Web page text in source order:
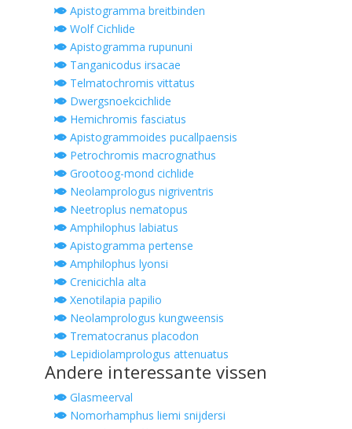
Apistogramma breitbinden
Wolf Cichlide
Apistogramma rupununi
Tanganicodus irsacae
Telmatochromis vittatus
Dwergsnoekcichlide
Hemichromis fasciatus
Apistogrammoides pucallpaensis
Petrochromis macrognathus
Grootoog-mond cichlide
Neolamprologus nigriventris
Neetroplus nematopus
Amphilophus labiatus
Apistogramma pertense
Amphilophus lyonsi
Crenicichla alta
Xenotilapia papilio
Neolamprologus kungweensis
Trematocranus placodon
Lepidiolamprologus attenuatus
Andere interessante vissen
Glasmeerval
Nomorhamphus liemi snijdersi